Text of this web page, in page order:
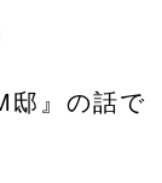
』の話で